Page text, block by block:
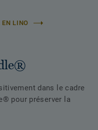
EN LINO
dans le cadre
pour préserver la